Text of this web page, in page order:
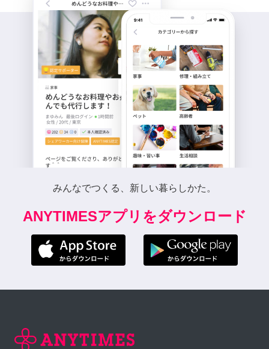
みんなでつくる、新しい暮らしかた。
ANYTIMESアプリをダウンロード